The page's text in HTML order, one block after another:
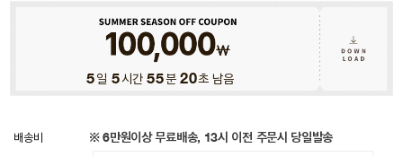
5일 5시간 55분 17초 남음
배송비 ※ 6만원이상 무료배송, 13시 이전 주문시 당일발송